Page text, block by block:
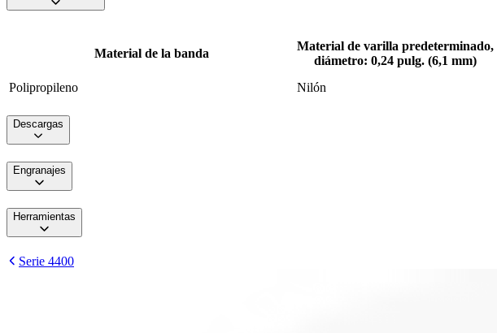
Material de la banda
Material de varilla predeterminado,
diámetro: 0,24 pulg. (6,1 mm)
Polipropileno
Nilón
Descargas
Engranajes
Herramientas
Serie 4400